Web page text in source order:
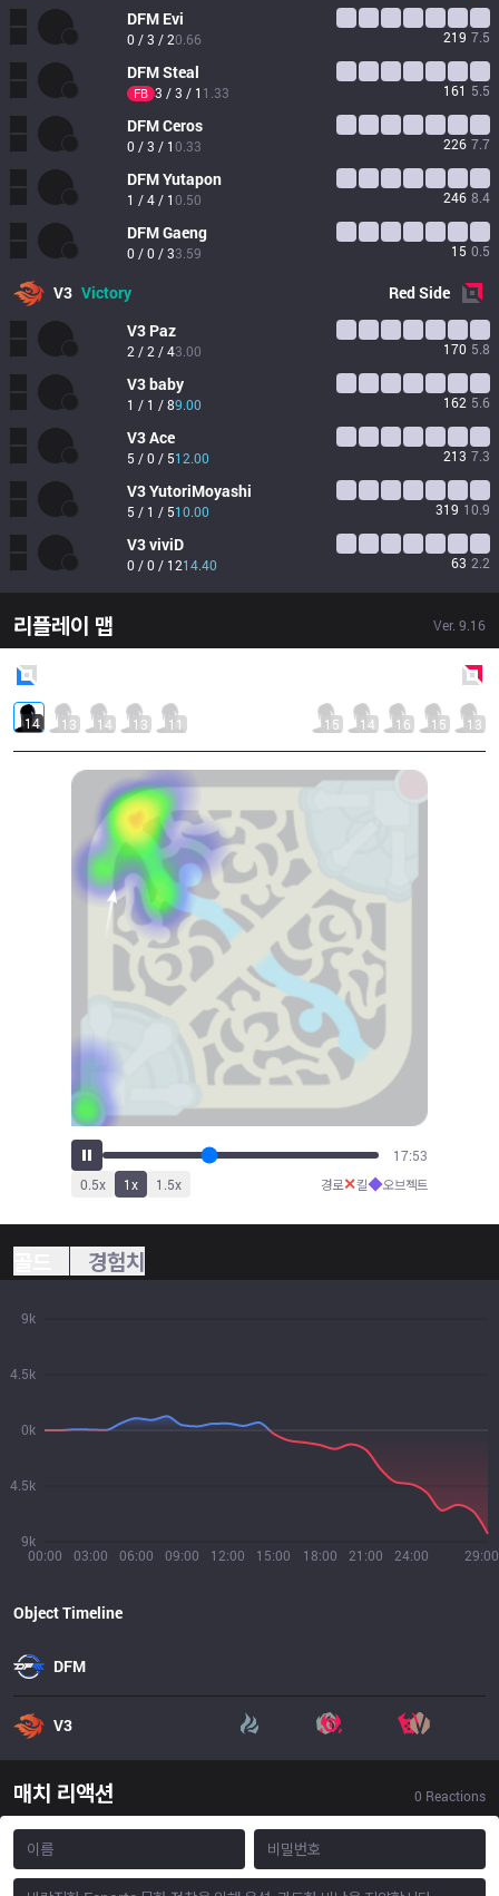
DFM Evi
0 / 3 / 20.66 219 7.5
DFMSteal
FB 3 / 3 / 1 1.33 161 5.5
DFMCeros
0 / 3 / 10.33 226 7.7
DFMYutapon
1 / 4 / 10.50 246 8.4
DFMGaeng
0 / 0 / 33.59 15 0.5
V3 Victory RedSide
V3 Paz
2 / 2 / 43.00 170 5.8
V3baby
1 / 1 / 89.00 162 5.6
V3Ace
5 / 0 / 512.00 213 7.3
V3YutoriMoyashi
5 / 1 / 510.00 319 10.9
V3viviD
0 / 0 / 1214.40 63 2.2
리플레이 맵 Ver. 9.16
14 13 14 13 11 15 14 16 15 13
19:37
0.5x 1x 1.5x 경로✕킬◆오브젝트
경험치
00:00 03:00 06:00 09:00 12:00 15:00 18:00 21:00 24:00 29:00
9k
4.5k
0k
4.5k
9k
Object Timeline
DFM
V3
매치 리액션 0 Reactions